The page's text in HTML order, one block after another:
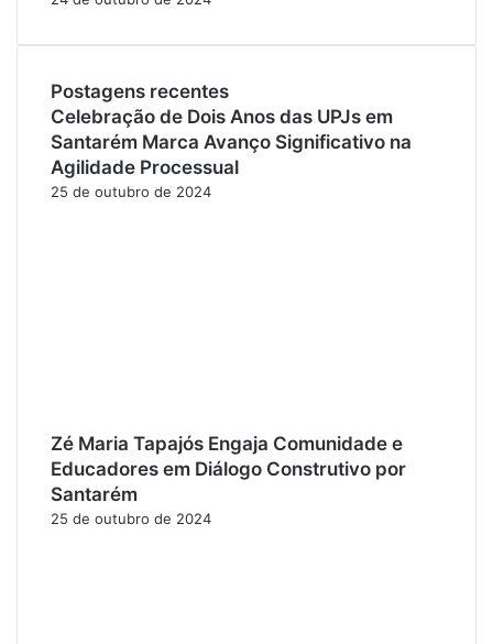
Postagens recentes
Celebração de Dois Anos das UPJs em
Santarém Marca Avanço Significativo na
Agilidade Processual
25 de outubro de 2024
Zé Maria Tapajós Engaja Comunidade e
Educadores em Diálogo Construtivo por
Santarém
25 de outubro de 2024